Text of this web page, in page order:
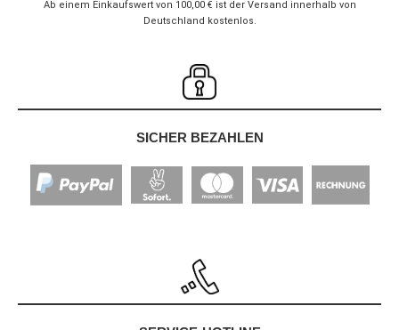
Ab einem Einkaufswert von 100,00 € ist der Versand innerhalb von
Deutschland kostenlos.
SICHER BEZAHLEN